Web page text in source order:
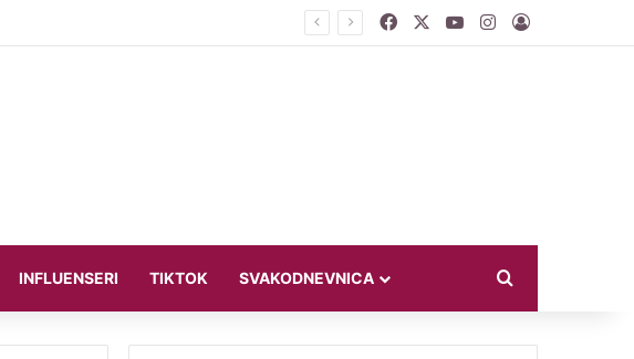
oduševila pozirajući u bikiniju FacebookYouTubeInstagram
Log In
INFLUENSERI TIKTOK SVAKODNEVNICA